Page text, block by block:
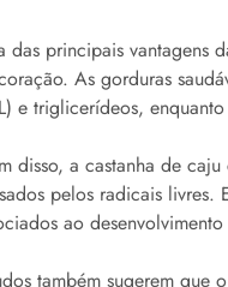
das principais vantagens
As gorduras
e triglicerídeos,
disso, a castanha de
pelos radicais livres.
ao
também sugerem